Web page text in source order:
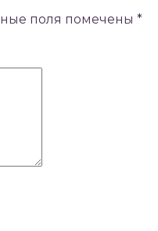
поля помечены *